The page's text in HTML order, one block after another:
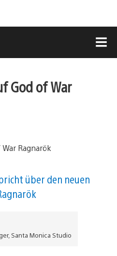
God of War
über den neuen
Santa Monica Studio